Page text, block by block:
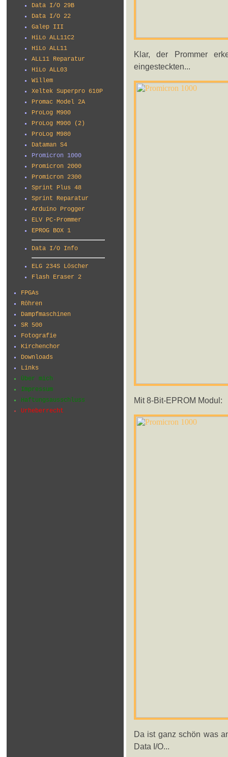
Data I/O 29B
Data I/O 22
Galep III
HiLo ALL11C2
HiLo ALL11
ALL11 Reparatur
HiLo ALL03
Willem
Xeltek Superpro 610P
Promac Model 2A
ProLog M900
ProLog M900 (2)
ProLog M980
Dataman S4
Promicron 1000
Promicron 2000
Promicron 2300
Sprint Plus 48
Sprint Reparatur
Arduino Progger
ELV PC-Prommer
EPROG BOX 1
Data I/O Info
ELG 234S Löscher
Flash Eraser 2
FPGAs
Röhren
Dampfmaschinen
SR 500
Fotografie
Kirchenchor
Downloads
Links
Über mich
Impressum
Haftungsausschluss
Urheberrecht
Klar, der Prommer
eingesteckten...
Mit 8-Bit-EPROM Modul:
Da ist ganz schön was
Data I/O...